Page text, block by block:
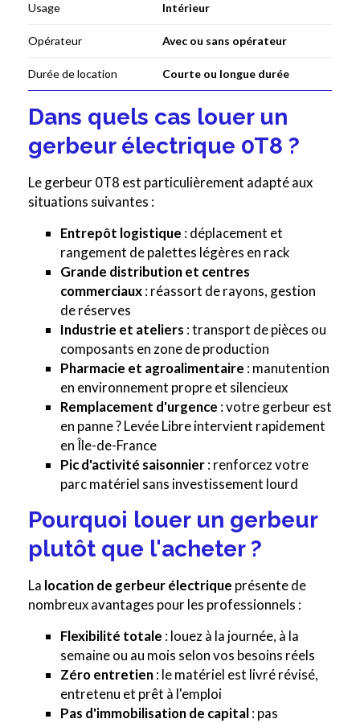
Usage Intérieur
Opérateur Avec ou sans opérateur
Durée de location Courte ou longue durée
Dans quels cas louer un
gerbeur électrique 0T8 ?
Le gerbeur 0T8 est particulièrement adapté aux
situations suivantes :
Entrepôt logistique : déplacement et
rangement de palettes légères en rack
Grande distribution et centres
commerciaux: réassort de rayons, gestion
de réserves
Industrie et ateliers : transport de pièces ou
composants en zone de production
Pharmacie et agroalimentaire : manutention
en environnement propre et silencieux
Remplacement d'urgence : votre gerbeur est
en panne ? Levée Libre intervient rapidement
en Île-de-France
Pic d'activité saisonnier: renforcez votre
parc matériel sans investissement lourd
Pourquoi louer un gerbeur
plutôt que l'acheter ?
La location de gerbeur électrique présente de
nombreux avantages pour les professionnels :
Flexibilité totale : louez à la journée, à la
semaine ou au mois selon vos besoins réels
Zéro entretien: le matériel est livré révisé,
entretenu et prêt à l'emploi
Pas d'immobilisation de capital: pas